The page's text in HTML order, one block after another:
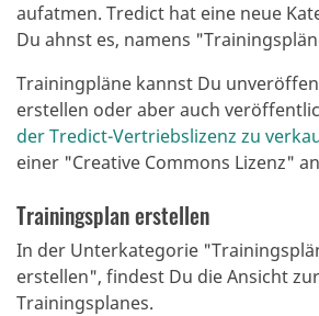
aufatmen. Tredict hat eine neue
Du ahnst es, namens
Trainingpläne kannst Du
erstellen oder aber auch
der Tredict-Vertriebslizenz zu
einer "Creative Commons Lizenz"
Trainingsplan erstellen
In der Unterkategorie
erstellen", findest Du die Ansicht
Trainingsplanes.